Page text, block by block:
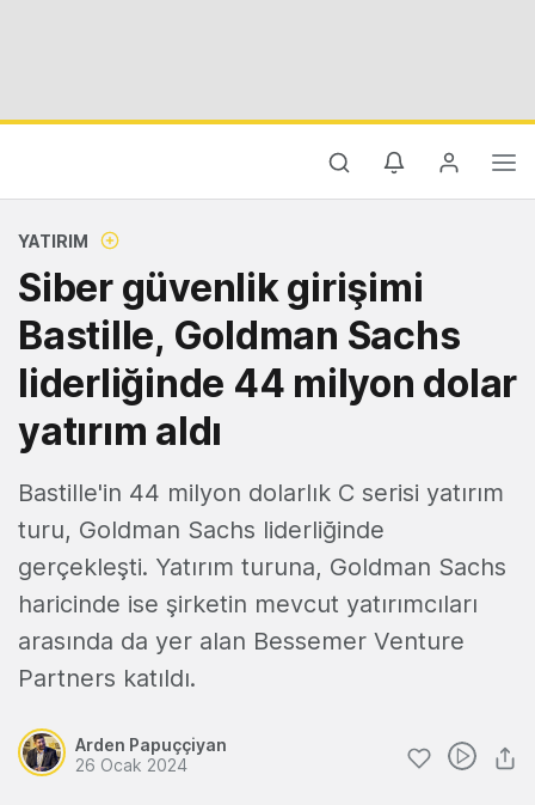
YATIRIM
Siber güvenlik girişimi
Bastille, Goldman Sachs
liderliğinde 44 milyon dolar
yatırım aldı
Bastille'in 44 milyon dolarlık C serisi yatırım
turu, Goldman Sachs liderliğinde
gerçekleşti. Yatırım turuna, Goldman Sachs
haricinde ise şirketin mevcut yatırımcıları
arasında da yer alan Bessemer Venture
Partners katıldı.
Arden Papuççiyan
26 Ocak 2024